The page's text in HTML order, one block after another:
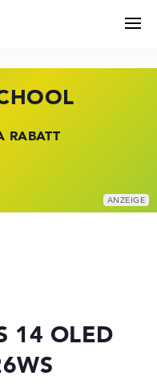
RABATT
BEI HP
14 OLED